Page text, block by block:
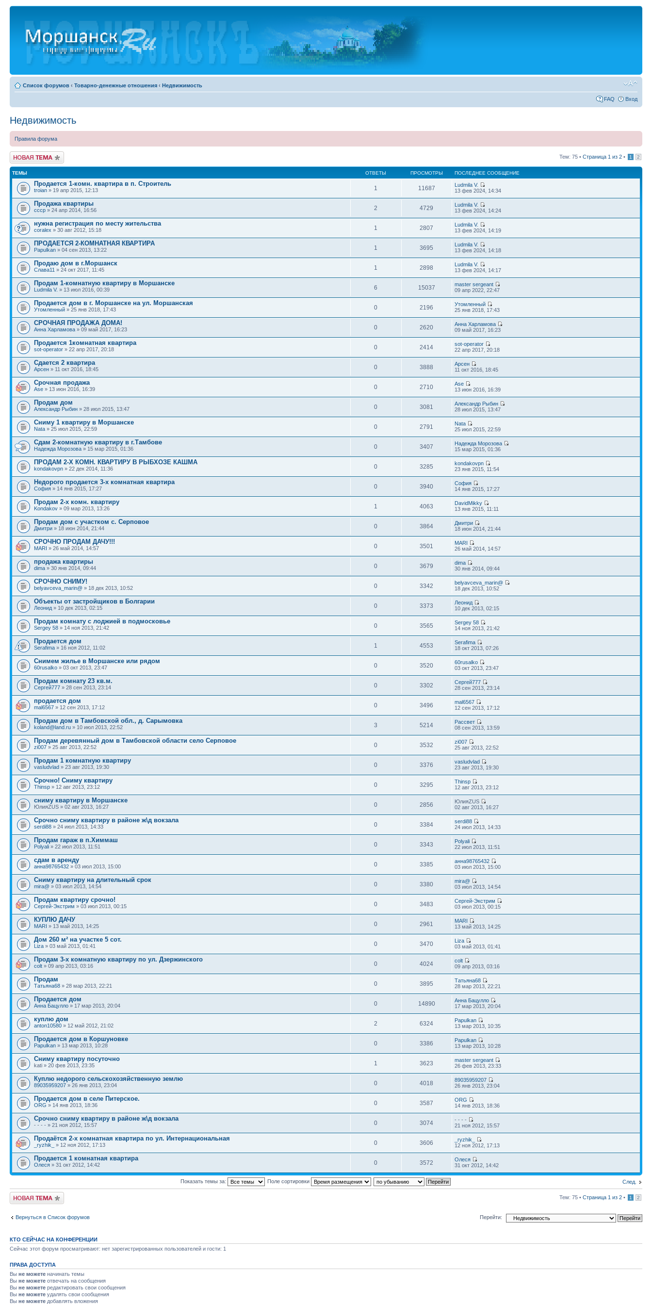
Список форумов ‹ Товарно-денежные отношения ‹ Недвижимость
FAQ Вход
Недвижимость
Правила форума
Новая тема Тем: 75 • Страница 1 из 2 • 1 2
ТЕМЫ ОТВЕТЫ ПРОСМОТРЫ ПОСЛЕДНЕЕ СООБЩЕНИЕ
Продается 1-комн. квартира в п. Строитель
troian » 19 апр 2015, 12:13 1 11687
Ludmila V.
13 фев 2024, 14:34
Продажа квартиры
ссср » 24 апр 2014, 16:56 2 4729
Ludmila V.
13 фев 2024, 14:24
нужна регистрация по месту жительства
coralex » 30 авг 2012, 15:18 1 2807
Ludmila V.
13 фев 2024, 14:19
ПРОДАЕТСЯ 2-КОМНАТНАЯ КВАРТИРА
Papulkan » 04 сен 2013, 13:22 1 3695
Ludmila V.
13 фев 2024, 14:18
Продаю дом в г.Моршанск
Слава11 » 24 окт 2017, 11:45 1 2898
Ludmila V.
13 фев 2024, 14:17
Продам 1-комнатную квартиру в Моршанске
Ludmila V. » 13 июл 2016, 00:39 6 15037
master sergeant
09 апр 2022, 22:47
Продается дом в г. Моршанске на ул. Моршанская
Утомленный » 25 янв 2018, 17:43 0 2196
Утомленный
25 янв 2018, 17:43
СРОЧНАЯ ПРОДАЖА ДОМА!
Анна Харламова » 09 май 2017, 16:23 0 2620
Анна Харламова
09 май 2017, 16:23
Продается 1комнатная квартира
sot-operator » 22 апр 2017, 20:18 0 2414
sot-operator
22 апр 2017, 20:18
Сдается 2 квартира
Арсен » 11 окт 2016, 18:45 0 3888
Арсен
11 окт 2016, 18:45
Срочная продажа
Ase » 13 июн 2016, 16:39 0 2710
Ase
13 июн 2016, 16:39
Продам дом
Александр Рыбин » 28 июл 2015, 13:47 0 3081
Александр Рыбин
28 июл 2015, 13:47
Сниму 1 квартиру в Моршанске
Nata » 25 июл 2015, 22:59 0 2791
Nata
25 июл 2015, 22:59
Сдам 2-комнатную квартиру в г.Тамбове
Надежда Морозова » 15 мар 2015, 01:36 0 3407
Надежда Морозова
15 мар 2015, 01:36
ПРОДАМ 2-Х КОМН. КВАРТИРУ В РЫБХОЗЕ КАШМА
kondakovpn » 22 дек 2014, 11:36 0 3285
kondakovpn
23 янв 2015, 11:54
Недорого продается 3-х комнатная квартира
София » 14 янв 2015, 17:27 0 3940
София
14 янв 2015, 17:27
Продам 2-х комн. квартиру
Kondakov » 09 мар 2013, 13:26 1 4063
DavidMikky
13 янв 2015, 11:11
Продам дом с участком с. Серповое
Дмитри » 18 июн 2014, 21:44 0 3864
Дмитри
18 июн 2014, 21:44
СРОЧНО ПРОДАМ ДАЧУ!!!
MARI » 26 май 2014, 14:57 0 3501
MARI
26 май 2014, 14:57
продажа квартиры
dima » 30 янв 2014, 09:44 0 3679
dima
30 янв 2014, 09:44
СРОЧНО СНИМУ!
belyavceva_marin@ » 18 дек 2013, 10:52 0 3342
belyavceva_marin@
18 дек 2013, 10:52
Объекты от застройщиков в Болгарии
Леонид » 10 дек 2013, 02:15 0 3373
Леонид
10 дек 2013, 02:15
Продам комнату с лоджией в подмосковье
Sergey 58 » 14 ноя 2013, 21:42 0 3565
Sergey 58
14 ноя 2013, 21:42
Продается дом
Serafima » 16 ноя 2012, 11:02 1 4553
Serafima
18 окт 2013, 07:26
Снимем жилье в Моршанске или рядом
60rusalko » 03 окт 2013, 23:47 0 3520
60rusalko
03 окт 2013, 23:47
Продам комнату 23 кв.м.
Сергей777 » 28 сен 2013, 23:14 0 3302
Сергей777
28 сен 2013, 23:14
продается дом
mal6567 » 12 сен 2013, 17:12 0 3496
mal6567
12 сен 2013, 17:12
Продам дом в Тамбовской обл., д. Сарымовка
koland@land.ru » 10 июл 2013, 22:52 3 5214
Рассвет
08 сен 2013, 13:59
Продам деревянный дом в Тамбовской области село Серповое
zi007 » 25 авг 2013, 22:52 0 3532
zi007
25 авг 2013, 22:52
Продам 1 комнатную квартиру
vasludvlad » 23 авг 2013, 19:30 0 3376
vasludvlad
23 авг 2013, 19:30
Срочно! Сниму квартиру
Thinsp » 12 авг 2013, 23:12 0 3295
Thinsp
12 авг 2013, 23:12
сниму квартиру в Моршанске
ЮлияZUS » 02 авг 2013, 16:27 0 2856
ЮлияZUS
02 авг 2013, 16:27
Срочно сниму квартиру в районе ж\д вокзала
serdi88 » 24 июл 2013, 14:33 0 3384
serdi88
24 июл 2013, 14:33
Продам гараж в п.Химмаш
Polyali » 22 июл 2013, 11:51 0 3343
Polyali
22 июл 2013, 11:51
сдам в аренду
анна98765432 » 03 июл 2013, 15:00 0 3385
анна98765432
03 июл 2013, 15:00
Сниму квартиру на длительный срок
mira@ » 03 июл 2013, 14:54 0 3380
mira@
03 июл 2013, 14:54
Продам квартиру срочно!
Сергей-Экстрим » 03 июл 2013, 00:15 0 3483
Сергей-Экстрим
03 июл 2013, 00:15
КУПЛЮ ДАЧУ
MARI » 13 май 2013, 14:25 0 2961
MARI
13 май 2013, 14:25
Дом 260 м² на участке 5 сот.
Liza » 03 май 2013, 01:41 0 3470
Liza
03 май 2013, 01:41
Продам 3-х комнатную квартиру по ул. Дзержинского
colt » 09 апр 2013, 03:16 0 4024
colt
09 апр 2013, 03:16
Продам
Татьяна68 » 28 мар 2013, 22:21 0 3895
Татьяна68
28 мар 2013, 22:21
Продается дом
Анна Бацулло » 17 мар 2013, 20:04 0 14890
Анна Бацулло
17 мар 2013, 20:04
куплю дом
anton10580 » 12 май 2012, 21:02 2 6324
Papulkan
13 мар 2013, 10:35
Продается дом в Коршуновке
Papulkan » 13 мар 2013, 10:28 0 3386
Papulkan
13 мар 2013, 10:28
Сниму квартиру посуточно
kati » 20 фев 2013, 23:35 1 3623
master sergeant
26 фев 2013, 23:33
Куплю недорого сельскохозяйственную землю
89035959207 » 26 янв 2013, 23:04 0 4018
89035959207
26 янв 2013, 23:04
Продается дом в селе Питерское.
ORG » 14 янв 2013, 18:36 0 3587
ORG
14 янв 2013, 18:36
Срочно сниму квартиру в районе ж\д вокзала
- - - - » 21 ноя 2012, 15:57 0 3074
- - - -
21 ноя 2012, 15:57
Продаётся 2-х комнатная квартира по ул. Интернациональная
_ryzhik_ » 12 ноя 2012, 17:13 0 3606
_ryzhik_
12 ноя 2012, 17:13
Продается 1 комнатная квартира
Олеся » 31 окт 2012, 14:42 0 3572
Олеся
31 окт 2012, 14:42
След.
Показать темы за: Поле сортировки
Новая тема Тем: 75 • Страница 1 из 2 • 1 2
Вернуться в Список форумов Перейти:
КТО СЕЙЧАС НА КОНФЕРЕНЦИИ
Сейчас этот форум просматривают: нет зарегистрированных пользователей и гости: 1
ПРАВА ДОСТУПА
Вы не можете начинать темы
Вы не можете отвечать на сообщения
Вы не можете редактировать свои сообщения
Вы не можете удалять свои сообщения
Вы не можете добавлять вложения